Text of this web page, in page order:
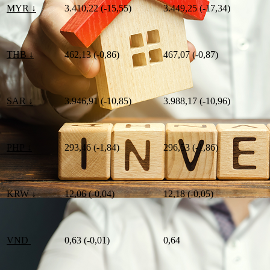
MYR ↓ 3.410,22 (-15,55) 3.449,25 (-17,34)
THB ↓ 462,13 (-0,86) 467,07 (-0,87)
SAR ↓ 3.946,91 (-10,85) 3.988,17 (-10,96)
PHP ↓ 293,46 (-1,84) 296,53 (-1,86)
KRW ↓ 12,06 (-0,04) 12,18 (-0,05)
VND 0,63 (-0,01) 0,64